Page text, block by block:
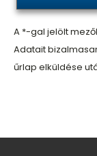
A *-gal jelölt
Adatait
űrlap elküldése